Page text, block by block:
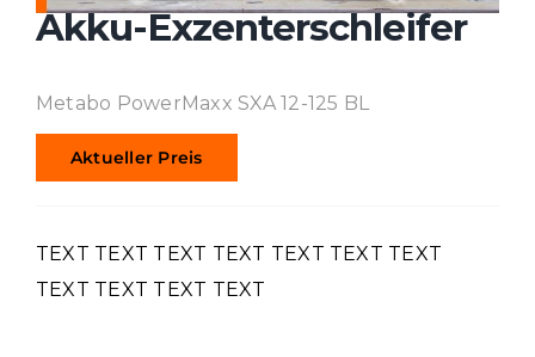
Akku-Exzenterschleifer
Metabo PowerMaxx SXA 12-125 BL
Aktueller Preis
TEXT TEXT TEXT TEXT TEXT TEXT TEXT
TEXT TEXT TEXT TEXT